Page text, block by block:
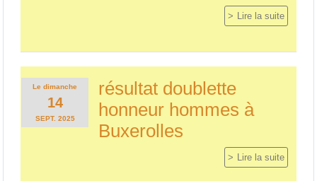
Lire la suite
Ledimanche
14
SEPT. 2025
résultat doublette
honneur hommes à
Buxerolles
Lire la suite